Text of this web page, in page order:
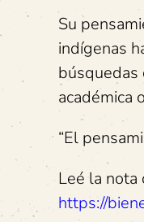
Su
indígenas
búsquedas
académica
“El
Leé la nota
https://